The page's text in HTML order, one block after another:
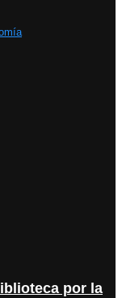
por la